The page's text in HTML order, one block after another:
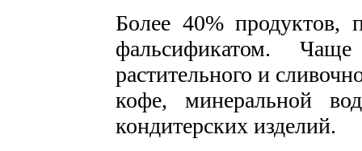
Более 40% продуктов,
фальсификатом.
растительного и
кофе, минеральной
кондитерских изделий.